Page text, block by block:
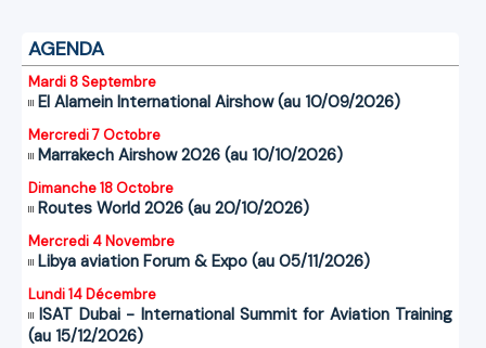
AGENDA
Mardi 8 Septembre
El Alamein International Airshow (au 10/09/2026)
Mercredi 7 Octobre
Marrakech Airshow 2026 (au 10/10/2026)
Dimanche 18 Octobre
Routes World 2026 (au 20/10/2026)
Mercredi 4 Novembre
Libya aviation Forum & Expo (au 05/11/2026)
Lundi 14 Décembre
ISAT Dubai - International Summit for Aviation Training
(au 15/12/2026)